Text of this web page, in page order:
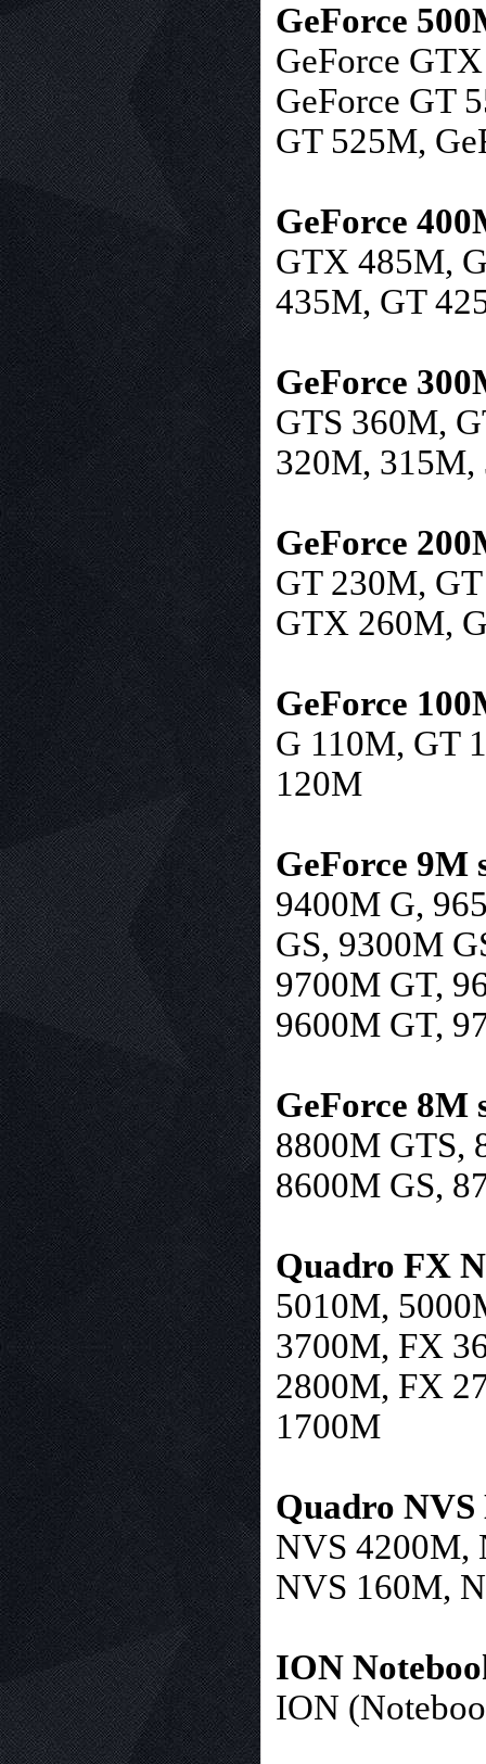
GeForce
GeForce
GeForce GT
GT 525M,
GeForce
GTX 485M,
435M, GT
GeForce
GTS 360M,
320M,
GeForce
GT 230M,
GTX 260M,
GeForce
G 110M, GT
120M
GeForce 9M
9400M G,
GS, 9300M
9700M GT,
9600M GT,
GeForce 8M
8800M GTS,
8600M GS,
Quadro FX
5010M,
3700M, FX
2800M, FX
1700M
Quadro NVS
NVS 4200M,
NVS 160M,
ION
ION